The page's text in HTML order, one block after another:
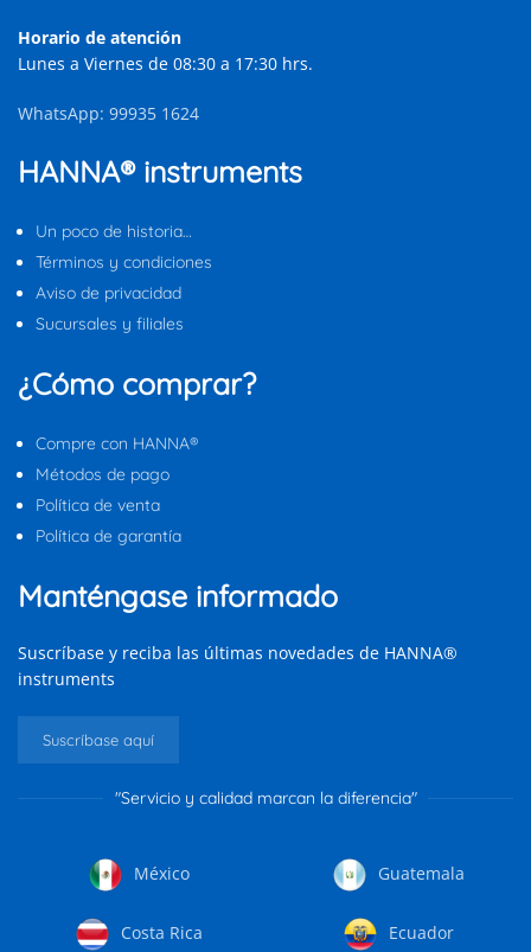
Horario de atención
Lunes a Viernes de 08:30 a 17:30 hrs.
WhatsApp: 99935 1624
HANNA® instruments
Un poco de historia…
Términos y condiciones
Aviso de privacidad
Sucursales y filiales
¿Cómo comprar?
Compre con HANNA®
Métodos de pago
Política de venta
Política de garantía
Manténgase informado
Suscríbase y reciba las últimas novedades de HANNA®
instruments
Suscríbase aquí
"Servicio y calidad marcan la diferencia"
México Guatemala
Costa Rica Ecuador